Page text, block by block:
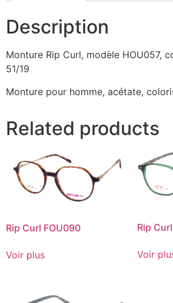
Description
Monture Rip Curl, modèle HOU057,
51/19
Monture pour homme, acétate,
Related products
Rip Curl FOU090
Voir plus
Rip
Voir